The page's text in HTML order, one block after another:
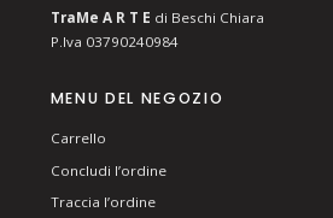
TraMe A R T E di Beschi Chiara
P.Iva 03790240984
MENU DEL NEGOZIO
Carrello
Concludi l’ordine
Traccia l’ordine